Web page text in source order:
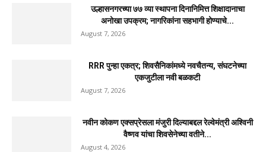
उल्हासनगरच्या ७७ व्या स्थापना दिनानिमित्त शिक्षादानाचा
अनोखा उपक्रम; नागरिकांना सहभागी होण्याचे...
August 7, 2026
RRR पुन्हा एकत्र; शिवसैनिकांमध्ये नवचैतन्य, संघटनेच्या
एकजुटीला नवी बळकटी
August 7, 2026
नवीन कोकण एक्सप्रेसला मंजुरी दिल्याबद्दल रेल्वेमंत्री अश्विनी
वैष्णव यांचा शिवसेनेच्या वतीने...
August 4, 2026